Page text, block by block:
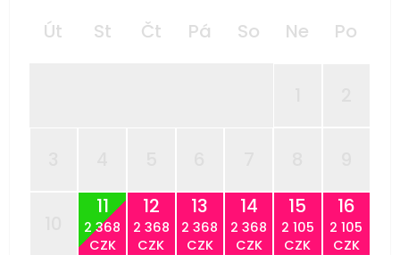
Út St Čt Pá So Ne Po
11
2 368
CZK
12
2 368
CZK
13
2 368
CZK
14
2 368
CZK
15
2 105
CZK
16
2 105
CZK